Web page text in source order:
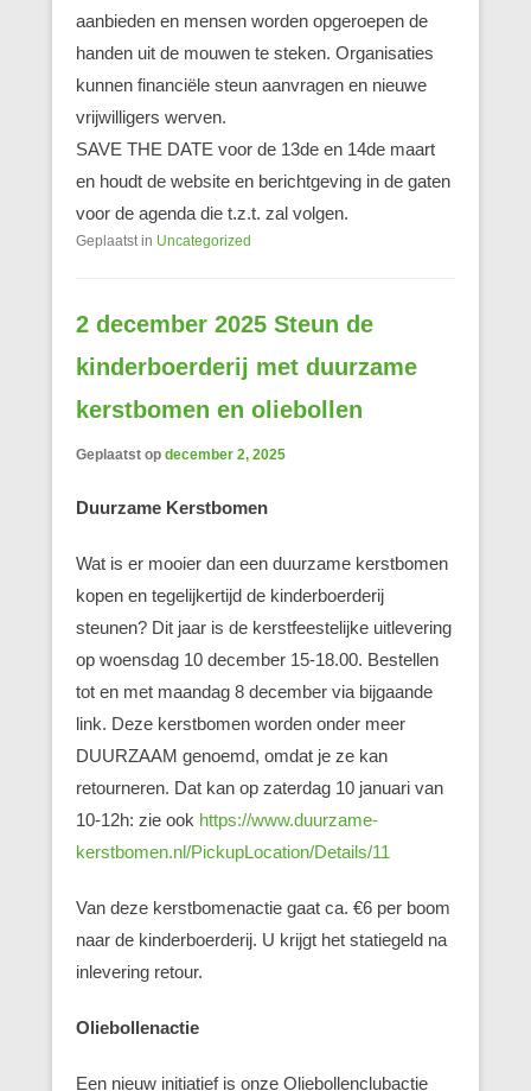
aanbieden en mensen worden opgeroepen de
handen uit de mouwen te steken. Organisaties
kunnen financiële steun aanvragen en nieuwe
vrijwilligers werven.
SAVE THE DATE voor de 13de en 14de maart
en houdt de website en berichtgeving in de gaten
voor de agenda die t.z.t. zal volgen.
Geplaatst in Uncategorized
2 december 2025 Steun de
kinderboerderij met duurzame
kerstbomen en oliebollen
Geplaatst op december 2, 2025
Duurzame Kerstbomen
Wat is er mooier dan een duurzame kerstbomen
kopen en tegelijkertijd de kinderboerderij
steunen? Dit jaar is de kerstfeestelijke uitlevering
op woensdag 10 december 15-18.00. Bestellen
tot en met maandag 8 december via bijgaande
link. Deze kerstbomen worden onder meer
DUURZAAM genoemd, omdat je ze kan
retourneren. Dat kan op zaterdag 10 januari van
10-12h: zie ook https://www.duurzame-
kerstbomen.nl/PickupLocation/Details/11
Van deze kerstbomenactie gaat ca. €6 per boom
naar de kinderboerderij. U krijgt het statiegeld na
inlevering retour.
Oliebollenactie
Een nieuw initiatief is onze Oliebollenclubactie